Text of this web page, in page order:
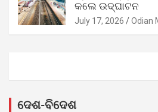
କଲେ ଉଦ୍‌ଘାଟନ
July 17, 2026 Odian
ଦେଶ-ବିଦେଶ